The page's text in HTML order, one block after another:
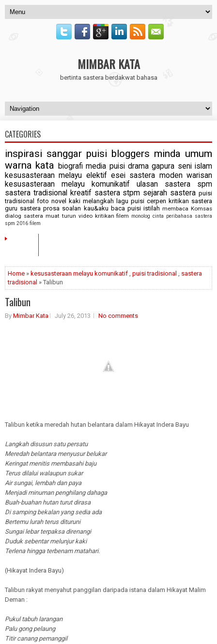
MIMBAR KATA
bertinta sastera berdakwat bahasa
CATEGORIES
inspirasi sanggar puisi bloggers minda umum
warna kata
biografi media puisi drama gapura seni islam
kesusasteraan melayu elektif esei sastera moden warisan
kesusasteraan melayu komunikatif
ulasan
sastera spm
sastera tradisional
kreatif sastera stpm sejarah sastera puisi
tradisional foto novel kaki melangkah lagu puisi cerpen kritikan sastera
guru sastera prosa soalan kau&aku baca puisi istilah membaca Komsas
dialog sastera muat turun video kritikan filem monolog cinta peribahasa sastera
spm 2016 filem
Home » kesusasteraan melayu komunikatif , puisi tradisional , sastera
tradisional » Talibun
Talibun
By Mimbar Kata July 26, 2013 No comments
Talibun ketika meredah hutan belantara dalam Hikayat Indera Bayu
Langkah disusun satu persatu
Meredah belantara menyusur belukar
Keringat menitis membasahi baju
Terus dilalui walaupun sukar
Air sungai, lembah dan paya
Menjadi minuman penghilang dahaga
Buah-buahan hutan turut dirasa
Di samping bekalan yang sedia ada
Bertemu lurah terus dituruni
Sungai lebar terpaksa direnangi
Duduk sebentar melunjur kaki
Terlena hingga terbenam matahari.
(Hikayat Indera Bayu)
Talibun rakyat menyahut panggilan daripada istana dalam Hikayat Malim
Deman :
Pukul tabuh larangan
Palu gong pelaung
Titir canang pemanggil